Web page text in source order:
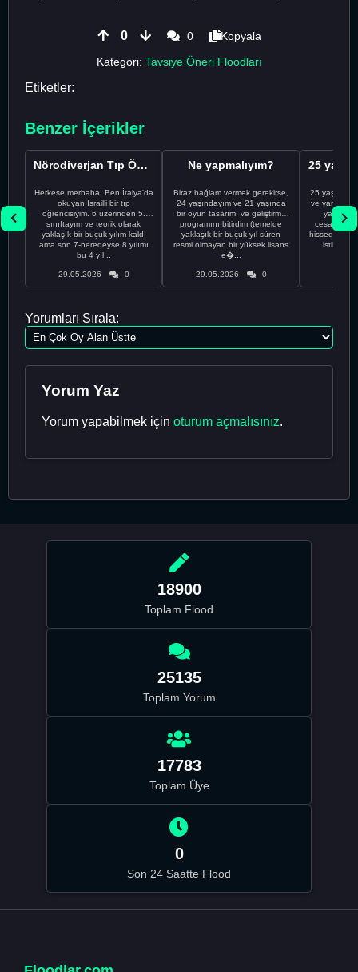
0 0
Kopyala
Kategori: Tavsiye Öneri Floodları
Etiketler:
Benzer İçerikler
Nörodiverjan Tıp Öğrencisi Yeni Bir Yol Arıyor
Herkese merhaba! Ben İtalya'da
okuyan İsrailli bir tıp
öğrencisiyim. 6 üzerinden 5.
sınıftayım ve teorik olarak
yaklaşık bir buçuk yılım kaldı
ama son 7-neredeyse 8 yılımı
bu 4 yıl...
29.05.2026 0
Ne yapmalıyım?
Biraz bağlam vermek gerekirse,
24 yaşındayım ve 21 yaşında
bir oyun tasarımı ve geliştirme
programını bitirdim (temelde
yaklaşık bir buçuk yıl süren
resmi olmayan bir yüksek lisans
e�...
29.05.2026 0
25
ve yanlış
cesaretimin
Yorumları Sırala:
Yorum Yaz
Yorum yapabilmek için oturum açmalısınız.
18900
Toplam Flood
25135
Toplam Yorum
17783
Toplam Üye
0
Son 24 Saatte Flood